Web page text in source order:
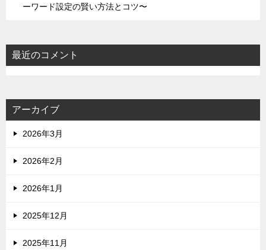
ーワード設定の賢い方法とコツ〜
最近のコメント
アーカイブ
2026年3月
2026年2月
2026年1月
2025年12月
2025年11月